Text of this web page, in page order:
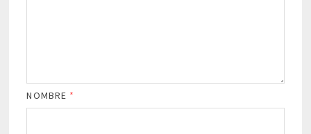
NOMBRE *